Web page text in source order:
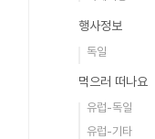
행사정보
독일
먹으러 떠나요
유럽-독일
유럽-기타